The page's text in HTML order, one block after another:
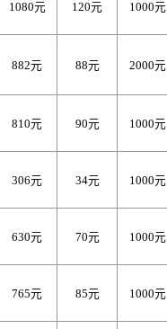
1080元 120元 1000元
882元 88元 2000元
810元 90元 1000元
306元 34元 1000元
630元 70元 1000元
765元 85元 1000元